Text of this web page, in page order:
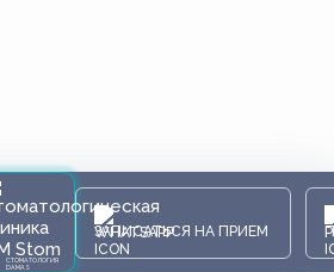
СТОМАТОЛОГИЯ
DAMAS
ЗАПИСАТЬСЯ НА ПРИЕМ